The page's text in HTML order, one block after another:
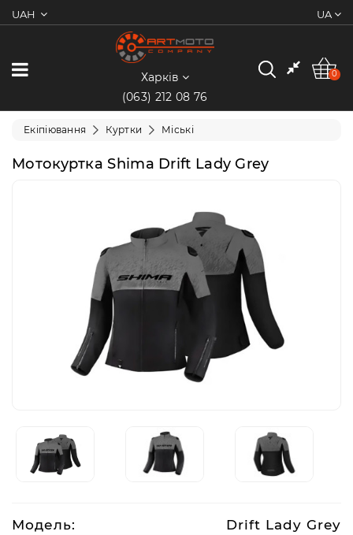
UAH UA
0
Категорії
Мотоцикли
Електротранспорт
Екіпіювання
Запчастини
Аксесуари
Харків
(063) 212 08 76
0
Екіпіювання Куртки Міські
Мотокуртка Shima Drift Lady Grey
Модель:
Drift Lady Grey